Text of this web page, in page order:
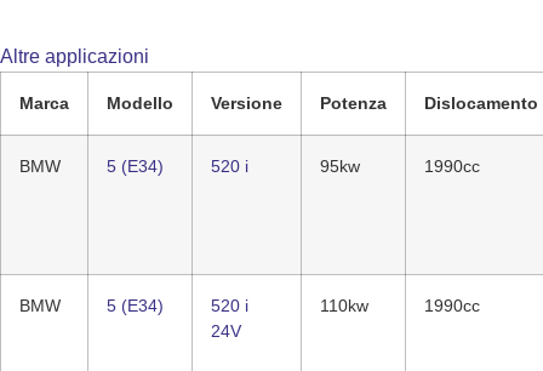
Altre applicazioni
Marca Modello Versione Potenza Dislocamento
BMW 5 (E34) 520 i 95kw 1990cc
BMW 5 (E34)
520 i
24V
110kw 1990cc